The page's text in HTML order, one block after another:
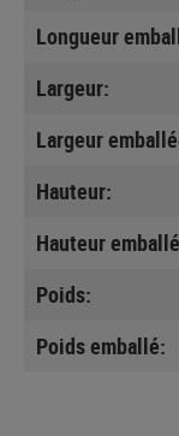
Longueur
Largeur:
Largeur
Hauteur:
Hauteur
Poids:
Poids emballé: